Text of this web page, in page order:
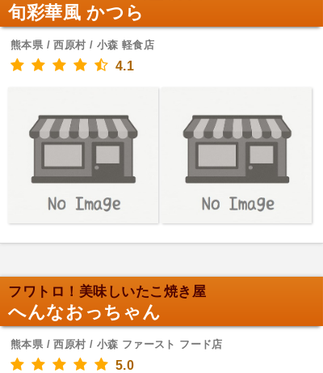
旬彩華風 かつら
熊本県 / 西原村 / 小森 軽食店
4.1
フワトロ！美味しいたこ焼き屋
へんなおっちゃん
熊本県 / 西原村 / 小森 ファースト フード店
5.0